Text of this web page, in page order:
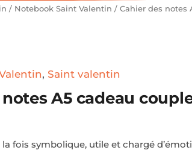
/ Notebook Saint Valentin / Cahier des notes
, Saint valentin
A5 cadeau
fois symbolique, utile et chargé